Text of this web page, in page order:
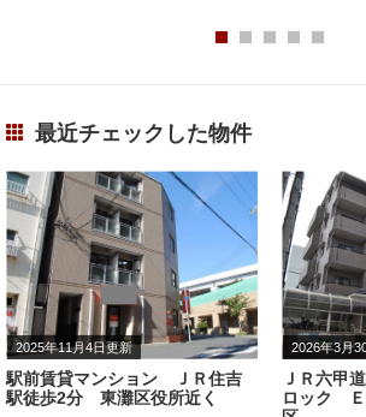
最近チェックした物件
2026年3月30日更新
ＪＲ六甲道駅 ３LDK オート
ロック ＥＶ付 成徳・鷹匠校
2026年4月
神戸大近
満載の賃